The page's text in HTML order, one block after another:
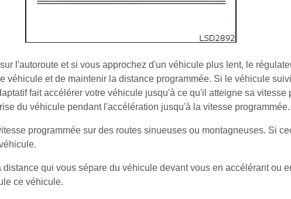
l'autoroute et si vous approchez d'un véhicule plus lent, le
véhicule et de maintenir la distance programmée. Si le véhicule
fait accélérer votre véhicule jusqu'à ce qu'il atteigne sa vitesse
du véhicule pendant l'accélération jusqu'à la vitesse programmée.
programmée sur des routes sinueuses ou montagneuses. Si
qui vous sépare du véhicule devant vous en accélérant ou
ce véhicule.